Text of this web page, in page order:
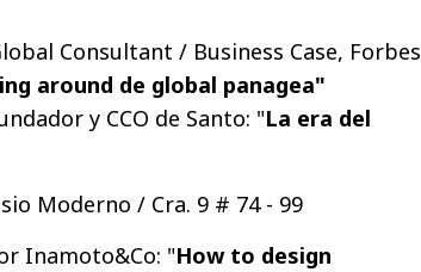
Consultant / Business Case, Forbes
around de global panagea"
y CCO de Santo: "La era del
Moderno / Cra. 9 # 74 - 99
Inamoto&Co: "How to design